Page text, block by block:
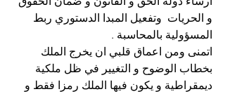
و الحريات  وتفعيل المبدا الدستوري ربط
المسؤولية بالمحاسبة .
اتمنى ومن اعماق قلبي ان يخرج الملك
بخطاب الوضوح و التغيير في ظل ملكية
ديمقراطية و يكون فيها الملك رمزا فقط و